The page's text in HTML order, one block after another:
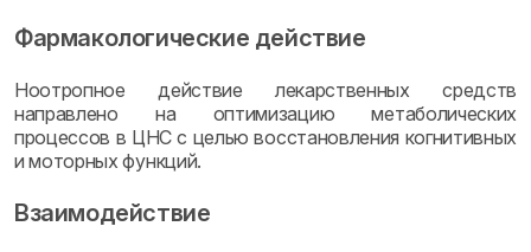
Фармакологические действие
Ноотропное действие лекарственных средств
направлено на оптимизацию метаболических
процессов в ЦНС с целью восстановления когнитивных
и моторных функций.
Взаимодействие